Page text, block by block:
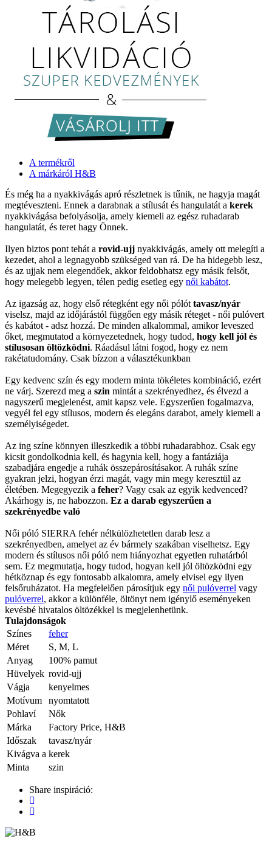
A termékről
A márkáról H&B
És még ha a nyakkivágás apró részletnek is tűnik, ne hagyja magát
megtéveszteni. Ennek a darabnak a stílusát és hangulatát a kerek
nyakkivágása befolyásolja, amely kiemeli az egész ruhadarab
hangulatát, és teret hagy Önnek.
Ilyen biztos pont tehát a rovid-ujj nyakkivágás, amely ott melegíti a
kezedet, ahol a legnagyobb szükséged van rá. De ha hidegebb lesz,
és az ujjak nem elegendőek, akkor feldobhatsz egy másik felsőt,
hogy melegebb legyen, télen pedig esetleg egy női kabátot.
Az igazság az, hogy első rétegként egy női pólót tavasz/nyár
viselsz, majd az időjárástól függően egy másik réteget - női pulóvert
és kabátot - adsz hozzá. De minden alkalommal, amikor leveszed
őket, megmutatod a környezetednek, hogy tudod, hogy kell jól és
stílusosan öltözködni. Ráadásul látni fogod, hogy ez nem
rakétatudomány. Csak bízzon a választékunkban
Egy kedvenc szín és egy modern minta tökéletes kombináció, ezért
ne várj. Szerezd meg a szin mintát a szekrényedhez, és élvezd a
nagyszerű megjelenést, amit kapsz vele. Egyszerűen fogalmazva,
vegyél fel egy stílusos, modern és elegáns darabot, amely kiemeli a
személyiségedet.
Az ing színe könnyen illeszkedik a többi ruhadarabhoz. Csak egy
kicsit gondolkodnia kell, és hagynia kell, hogy a fantáziája
szabadjára engedje a ruhák összepárosításakor. A ruhák színe
gyakran jelzi, hogyan érzi magát, vagy min megy keresztül az
életében. Megegyezik a feher? Vagy csak az egyik kedvenced?
Akárhogy is, ne habozzon. Ez a darab egyszerűen a
szekrényedbe való
Női póló SIERRA fehér nélkülözhetetlen darab lesz a
szekrényedben, amelyet az év bármely szakában viselhetsz. Egy
modern és stílusos női póló nem hiányozhat egyetlen ruhatárból
sem. Ez megmutatja, hogy tudod, hogyan kell jól öltözködni egy
hétköznap és egy fontosabb alkalomra, amely elvisel egy ilyen
felsőruházatot. Ha megfelelően párosítjuk egy női pulóverrel vagy
pulóverrel, akkor a különféle, öltönyt nem igénylő eseményeken
kevésbé hivatalos öltözékkel is megjelenhetünk.
Tulajdonságok
Színes
feher
Méret
S, M, L
Anyag
100% pamut
Hüvelyek rovid-ujj
Vágja
kenyelmes
Motívum
nyomtatott
Pohlaví
Nők
Márka
Factory Price, H&B
Időszak
tavasz/nyár
Kivágva a kerek
Minta
szin
Share inspiráció: